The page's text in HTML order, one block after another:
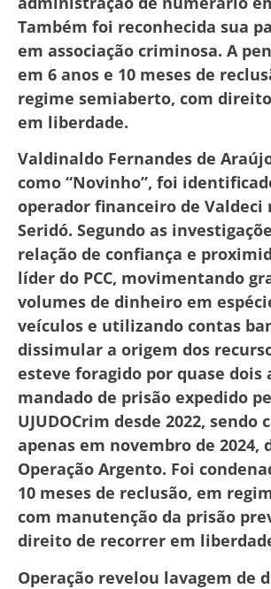
Também foi reconhecida sua
em associação criminosa. A
em 6 anos e 10 meses de
regime semiaberto, com
em liberdade.
Valdinaldo Fernandes de
como “Novinho”, foi
operador financeiro de Valdeci
Seridó. Segundo as
relação de confiança e
líder do PCC, movimentando
volumes de dinheiro em
veículos e utilizando contas
dissimular a origem dos
esteve foragido por quase dois
mandado de prisão expedido
UJUDOCrim desde 2022, sendo
apenas em novembro de 2024,
Operação Argento. Foi
10 meses de reclusão, em
com manutenção da prisão
direito de recorrer em
Operação revelou lavagem de